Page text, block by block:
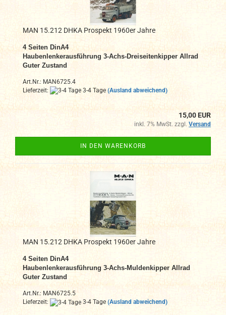
MAN 15.212 DHKA Prospekt 1960er Jahre
4 Seiten DinA4
Haubenlenkerausführung 3-Achs-Dreiseitenkipper Allrad
Guter Zustand
Art.Nr.: MAN6725.4
Lieferzeit:
3-4 Tage (Ausland abweichend)
15,00 EUR
inkl. 7% MwSt. zzgl. Versand
IN DEN WARENKORB
MAN 15.212 DHKA Prospekt 1960er Jahre
4 Seiten DinA4
Haubenlenkerausführung 3-Achs-Muldenkipper Allrad
Guter Zustand
Art.Nr.: MAN6725.5
Lieferzeit:
3-4 Tage (Ausland abweichend)